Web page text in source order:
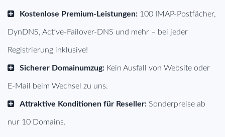
Kostenlose Premium-Leistungen: 100 IMAP-Postfächer,
DynDNS, Active-Failover-DNS und mehr – bei jeder
Registrierung inklusive!
Sicherer Domainumzug: Kein Ausfall von Website oder
E-Mail beim Wechsel zu uns.
Attraktive Konditionen für Reseller: Sonderpreise ab
nur 10 Domains.